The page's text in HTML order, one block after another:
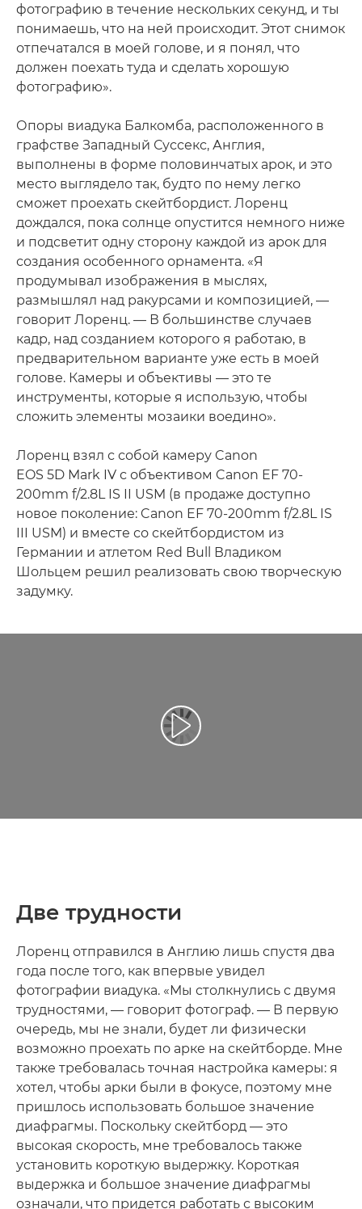
фотографию в течение нескольких секунд, и ты
понимаешь, что на ней происходит. Этот снимок
отпечатался в моей голове, и я понял, что
должен поехать туда и сделать хорошую
фотографию».
Опоры виадука Балкомба, расположенного в
графстве Западный Суссекс, Англия,
выполнены в форме половинчатых арок, и это
место выглядело так, будто по нему легко
сможет проехать скейтбордист. Лоренц
дождался, пока солнце опустится немного ниже
и подсветит одну сторону каждой из арок для
создания особенного орнамента. «Я
продумывал изображения в мыслях,
размышлял над ракурсами и композицией, —
говорит Лоренц. — В большинстве случаев
кадр, над созданием которого я работаю, в
предварительном варианте уже есть в моей
голове. Камеры и объективы — это те
инструменты, которые я использую, чтобы
сложить элементы мозаики воедино».
Лоренц взял с собой камеру Canon
EOS 5D Mark IV с объективом Canon EF 70-
200mm f/2.8L IS II USM (в продаже доступно
новое поколение: Canon EF 70-200mm f/2.8L IS
III USM) и вместе со скейтбордистом из
Германии и атлетом Red Bull Владиком
Шольцем решил реализовать свою творческую
задумку.
Воспроизведение видео
Две трудности
Лоренц отправился в Англию лишь спустя два
года после того, как впервые увидел
фотографии виадука. «Мы столкнулись с двумя
трудностями, — говорит фотограф. — В первую
очередь, мы не знали, будет ли физически
возможно проехать по арке на скейтборде. Мне
также требовалась точная настройка камеры: я
хотел, чтобы арки были в фокусе, поэтому мне
пришлось использовать большое значение
диафрагмы. Поскольку скейтборд — это
высокая скорость, мне требовалось также
установить короткую выдержку. Короткая
выдержка и большое значение диафрагмы
означали, что придется работать с высоким